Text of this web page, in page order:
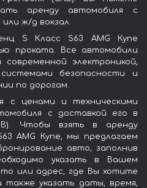
аренду автомобиля с
ж/д вокзал.
S Класс S63 AMG Купе
проката. Все автомобили
электроникой,
безопасности и
по дорогам.
с ценами и техническими
с доставкой его в
Чтобы взять в аренду
AMG Купе, мы предлагаем
авто, заполнив
указать в Вашем
или адрес, где Вы хотите
указать даты, время,